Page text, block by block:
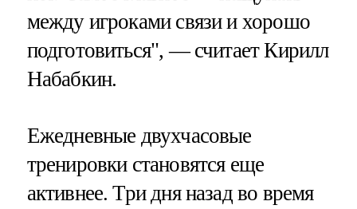
между игроками связи и хорошо
подготовиться", — считает Кирилл
Набабкин.
Ежедневные двухчасовые
тренировки становятся еще
активнее. Три дня назад во время